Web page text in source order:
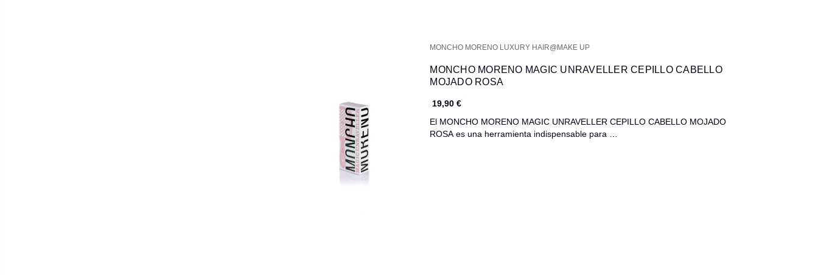
MONCHO MORENO LUXURY HAIR@MAKE UP
MONCHO MORENO MAGIC UNRAVELLER CEPILLO CABELLO
MOJADO ROSA
19,90 €
El MONCHO MORENO MAGIC UNRAVELLER CEPILLO CABELLO MOJADO
ROSA es una herramienta indispensable para …